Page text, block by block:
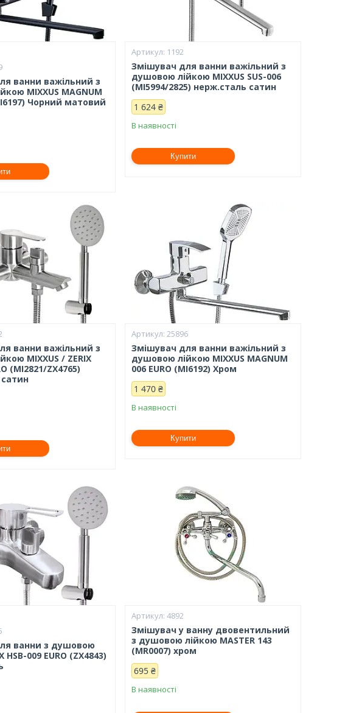
ванни важільний з
MIXXUS MAGNUM
Чорний матовий
1192
Змішувач для ванни важільний з
душовою лійкою MIXXUS SUS-006
(MI5994/2825) нерж.сталь сатин
1 624 ₴
В наявності
Купити
ванни важільний з
MIXXUS / ZERIX
(MI2821/ZX4765)
25896
Змішувач для ванни важільний з
душовою лійкою MIXXUS MAGNUM
006 EURO (MI6192) Хром
1 470 ₴
В наявності
Купити
ванни з душовою
HSB-009 EURO (ZX4843)
4892
Змішувач у ванну двовентильний
з душовою лійкою MASTER 143
(MR0007) хром
695 ₴
В наявності